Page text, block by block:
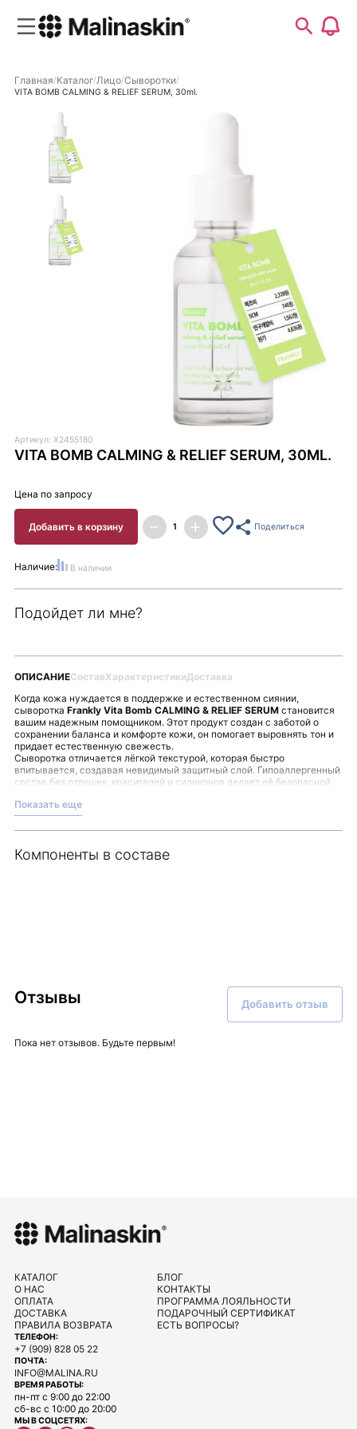
Главная Каталог Лицо Сыворотки
VITA BOMB CALMING & RELIEF SERUM, 30ml.
Артикул: X2455180
VITA BOMB CALMING & RELIEF SERUM, 30ML.
Цена по запросу
Добавить в корзину Поделиться
Наличие: В наличии
Подойдет ли мне?
ОПИСАНИЕСоставХарактеристикиДоставка
Когда кожа нуждается в поддержке и естественном сиянии,
сыворотка Frankly Vita Bomb CALMING & RELIEF SERUMстановится
вашим надежным помощником. Этот продукт создан с заботой о
сохранении баланса и комфорте кожи, он помогает выровнять тон и
придает естественную свежесть.
Сыворотка отличается лёгкой текстурой, которая быстро
впитывается, создавая невидимый защитный слой. Гипоаллергенный
состав без отдушек, красителей и силиконов делает её безопасной
Включите этот продукт в утренний и вечерний уход, нанося на
очищенную кожу для равномерного распределения и максимально
комфортного ощущения.
- Выравнивание тона и естественное сияние кожи
Показать еще
Компоненты в составе
Отзывы Добавить отзыв
Пока нет отзывов. Будьте первым!
ТЕЛЕФОН:
+7 (909) 828 05 22
ПОЧТА:
INFO@MALINA.RU
ВРЕМЯ РАБОТЫ:
пн-пт с 9:00 до 22:00
сб-вс с 10:00 до 20:00
МЫ В СОЦСЕТЯХ:
КАТАЛОГ
О НАС
ОПЛАТА
ДОСТАВКА
ПРАВИЛА ВОЗВРАТА
БЛОГ
КОНТАКТЫ
ПРОГРАММА ЛОЯЛЬНОСТИ
ПОДАРОЧНЫЙ СЕРТИФИКАТ
ЕСТЬ ВОПРОСЫ?